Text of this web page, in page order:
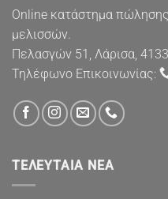
Online κατάστημα
μελισσών.
Πελασγών 51, Λάρισα,
Τηλέφωνο Επικοινωνίας:
ΤΕΛΕΥΤΑΊΑ ΝΈΑ